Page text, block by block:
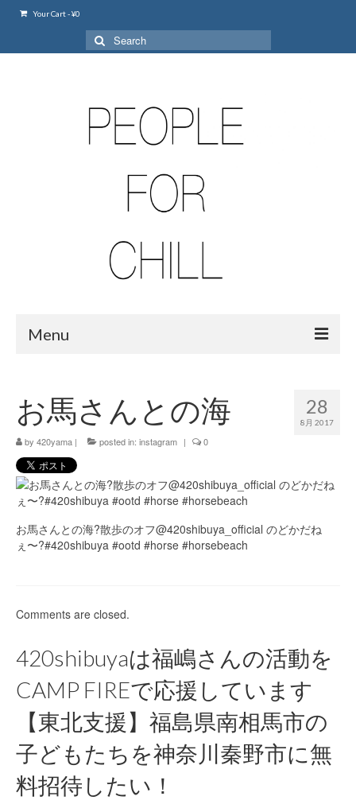
Your Cart-¥0
Search
for:
Menu
420 shibuya_info
420 shibuya_access
420 shibuya_shop
Instagram:420shibuya_official
About:FOUR TWENTY SHIBUYA
420 Blog Full
420friendly 通販
28
8月 2017
お馬さんとの海
by 420yama | posted in: instagram | 0
お馬さんとの海?散歩のオフ@420shibuya_official のどかだね
ぇ〜?#420shibuya #ootd #horse #horsebeach
Comments are closed.
420shibuyaは福嶋さんの活動を
CAMP FIREで応援しています
【東北支援】福島県南相馬市の
子どもたちを神奈川秦野市に無
料招待したい！